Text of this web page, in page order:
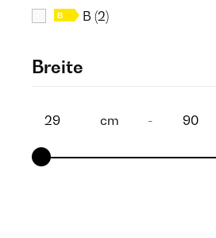
B (2)
Breite
cm -